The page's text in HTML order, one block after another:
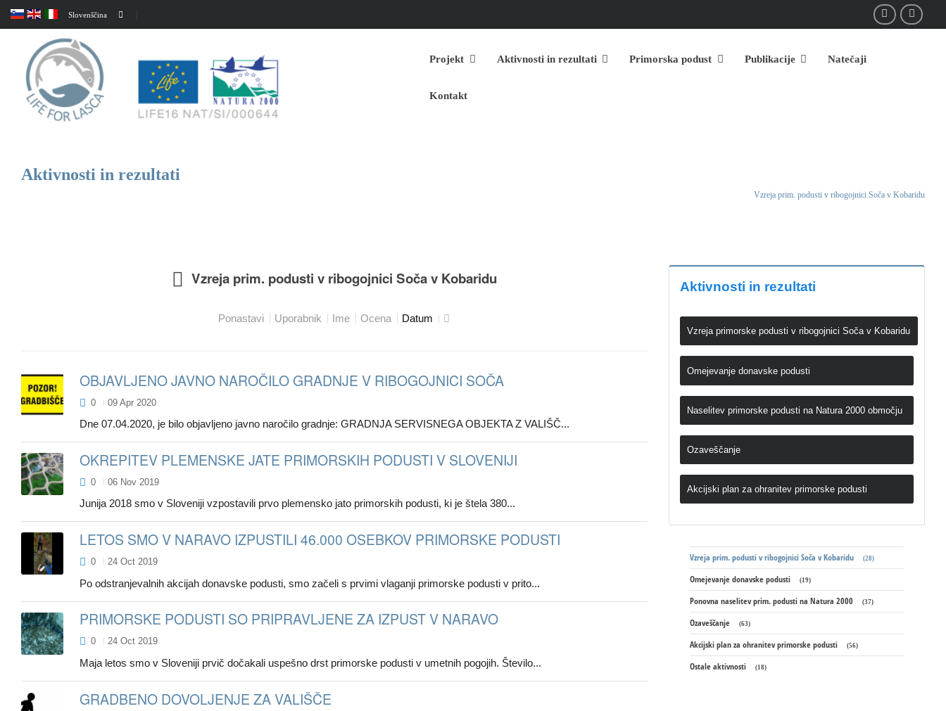
Slovenščina
Projekt Aktivnosti in rezultati Primorska podust Publikacije Natečaji
Kontakt
Aktivnosti in rezultati
Vzreja prim. podusti v ribogojnici Soča v Kobaridu
Vzreja prim. podusti v ribogojnici Soča v Kobaridu
Ponastavi Uporabnik Ime Ocena Datum
OBJAVLJENO JAVNO NAROČILO GRADNJE V RIBOGOJNICI SOČA
0 09 Apr 2020
Dne 07.04.2020, je bilo objavljeno javno naročilo gradnje: GRADNJA SERVISNEGA OBJEKTA Z VALIŠČ...
OKREPITEV PLEMENSKE JATE PRIMORSKIH PODUSTI V SLOVENIJI
0 06 Nov 2019
Junija 2018 smo v Sloveniji vzpostavili prvo plemensko jato primorskih podusti, ki je štela 380...
LETOS SMO V NARAVO IZPUSTILI 46.000 OSEBKOV PRIMORSKE PODUSTI
0 24 Oct 2019
Po odstranjevalnih akcijah donavske podusti, smo začeli s prvimi vlaganji primorske podusti v prito...
PRIMORSKE PODUSTI SO PRIPRAVLJENE ZA IZPUST V NARAVO
0 24 Oct 2019
Maja letos smo v Sloveniji prvič dočakali uspešno drst primorske podusti v umetnih pogojih. Število...
GRADBENO DOVOLJENJE ZA VALIŠČE
Aktivnosti in rezultati
Vzreja primorske podusti v ribogojnici Soča v Kobaridu
Omejevanje donavske podusti
Naselitev primorske podusti na Natura 2000 območju
Ozaveščanje
Akcijski plan za ohranitev primorske podusti
Vzreja prim. podusti v ribogojnici Soča v Kobaridu (28)
Omejevanje donavske podusti (19)
Ponovna naselitev prim. podusti na Natura 2000 (37)
Ozaveščanje (63)
Akcijski plan za ohranitev primorske podusti (56)
Ostale aktivnosti (18)